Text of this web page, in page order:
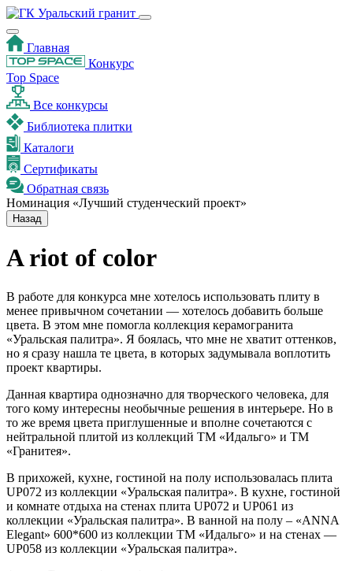
Главная
Конкурс
Top Space
Все конкурсы
Библиотека плитки
Каталоги
Сертификаты
Обратная связь
Номинация «Лучший студенческий проект»
Назад
A riot of color
В работе для конкурса мне хотелось использовать плиту в
менее привычном сочетании — хотелось добавить больше
цвета. В этом мне помогла коллекция керамогранита
«Уральская палитра». Я боялась, что мне не хватит оттенков,
но я сразу нашла те цвета, в которых задумывала воплотить
проект квартиры.
Данная квартира однозначно для творческого человека, для
того кому интересны необычные решения в интерьере. Но в
то же время цвета приглушенные и вполне сочетаются с
нейтральной плитой из коллекций ТМ «Идальго» и ТМ
«Гранитея».
В прихожей, кухне, гостиной на полу использовалась плита
UP072 из коллекции «Уральская палитра». В кухне, гостиной
и комнате отдыха на стенах плита UP072 и UP061 из
коллекции «Уральская палитра». В ванной на полу – «ANNA
Elegant» 600*600 из коллекции ТМ «Идальго» и на стенах —
UP058 из коллекции «Уральская палитра».